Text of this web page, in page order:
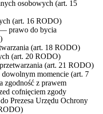
osobowych (art. 15
(art. 16 RODO)
prawo do bycia
(art. 18 RODO)
(art. 20 RODO)
(art. 21 RODO)
momencie (art. 7
zgodność z prawem
cofnięciem zgody
do Prezesa Urzędu Ochrony